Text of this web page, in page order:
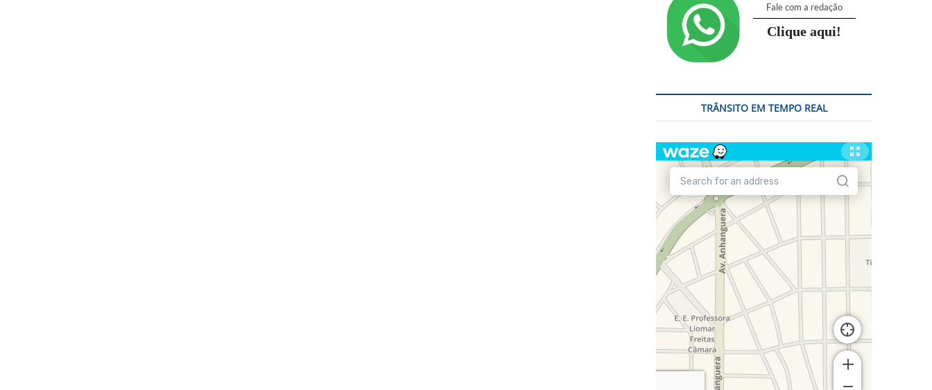
Fale com a redação
Clique aqui!
TRÂNSITO EM TEMPO REAL